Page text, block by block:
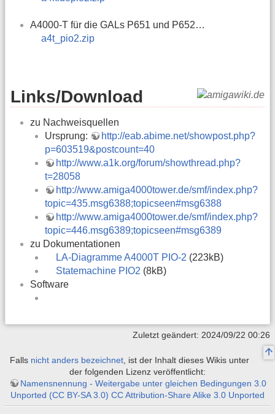
A4000-T für die GALs P651 und P652…
a4t_pio2.zip
Links/Download
zu Nachweisquellen
Ursprung:
http://eab.abime.net/showpost.php?
p=603519&postcount=40
http://www.a1k.org/forum/showthread.php?
t=28058
http://www.amiga4000tower.de/smf/index.php?
topic=435.msg6388;topicseen#msg6388
http://www.amiga4000tower.de/smf/index.php?
topic=446.msg6389;topicseen#msg6389
zu Dokumentationen
LA-Diagramme A4000T PIO-2 (223kB)
Statemachine PIO2 (8kB)
Software
Zuletzt geändert: 2024/09/22 00:26
Falls nicht anders bezeichnet , ist der Inhalt dieses Wikis unter
der folgenden Lizenz veröffentlicht:
Namensnennung - Weitergabe unter gleichen Bedingungen 3.0
Unported (CC BY-SA 3.0) CC Attribution-Share Alike 3.0 Unported